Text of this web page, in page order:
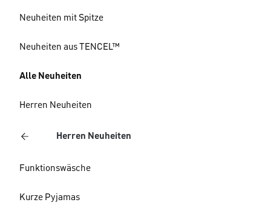
Neuheiten mit Spitze
Neuheiten aus TENCEL™
Alle Neuheiten
Herren Neuheiten
Herren Neuheiten
Funktionswäsche
Kurze Pyjamas